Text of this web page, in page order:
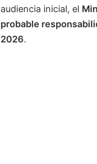
audiencia inicial, el
probable
2026.